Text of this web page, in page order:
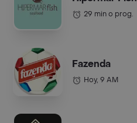
29 min o prog.
Fazenda
Hoy, 9 AM